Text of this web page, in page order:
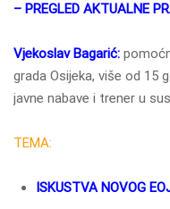
– PREGLED AKTUALNE
Vjekoslav Bagarić:
grada Osijeka, više od 15
javne nabave i trener u
TEMA:
ISKUSTVA NOVOG